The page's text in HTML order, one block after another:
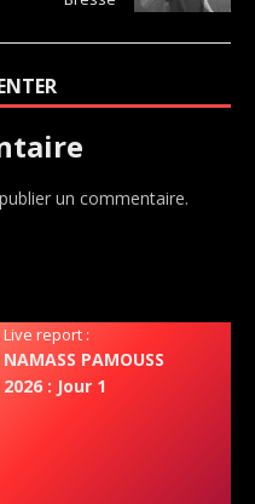
un commentaire.
Live report :
NAMASS PAMOUSS
2026 : Jour 1